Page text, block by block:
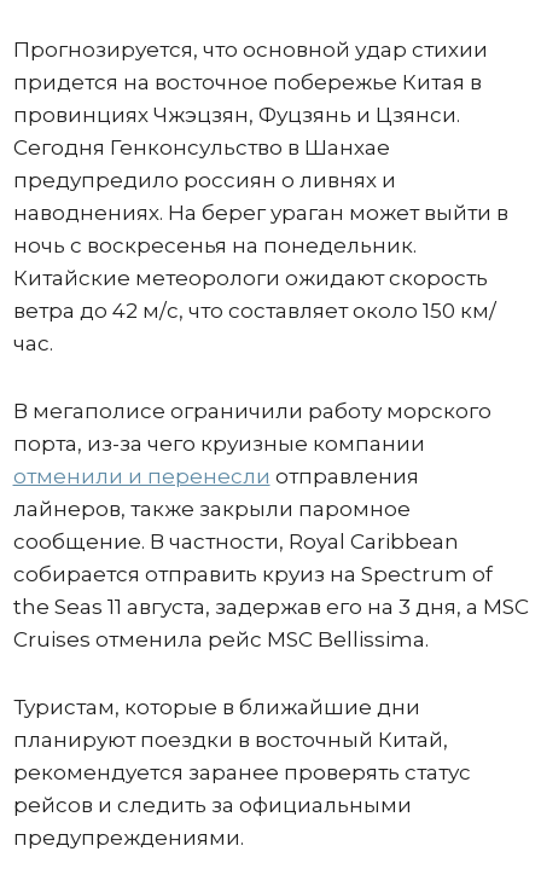
Прогнозируется, что основной удар стихии
придется на восточное побережье Китая в
провинциях Чжэцзян, Фуцзянь и Цзянси.
Сегодня Генконсульство в Шанхае
предупредило россиян о ливнях и
наводнениях. На берег ураган может выйти в
ночь с воскресенья на понедельник.
Китайские метеорологи ожидают скорость
ветра до 42 м/с, что составляет около 150 км/
час.
В мегаполисе ограничили работу морского
порта, из-за чего круизные компании
отменили и перенесли отправления
лайнеров, также закрыли паромное
сообщение. В частности, Royal Caribbean
собирается отправить круиз на Spectrum of
the Seas 11 августа, задержав его на 3 дня, а MSC
Cruises отменила рейс MSC Bellissima.
Туристам, которые в ближайшие дни
планируют поездки в восточный Китай,
рекомендуется заранее проверять статус
рейсов и следить за официальными
предупреждениями.